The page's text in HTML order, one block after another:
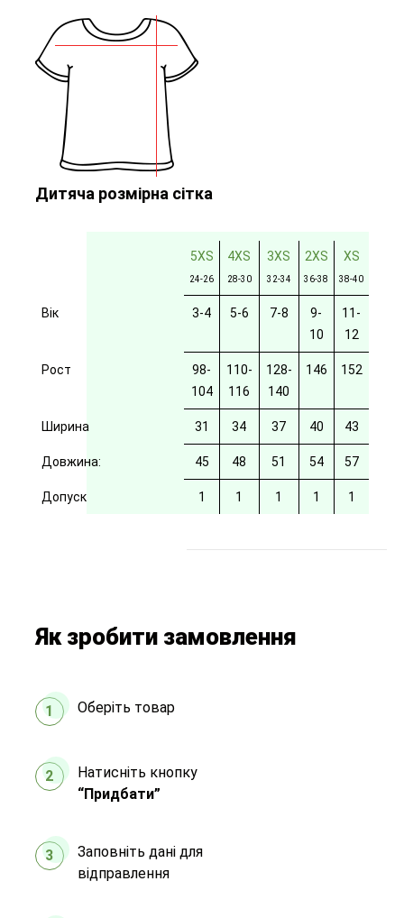
Дитяча розмірна сітка
5XS
24-26
4XS
28-30
3XS
32-34
2XS
36-38
XS
38-40
Вік 3-4 5-6 7-8
9-
10
11-
12
Рост
98-
104
110-
116
128-
140
146 152
Ширина 31 34 37 40 43
Довжина: 45 48 51 54 57
Допуск 1 1 1 1 1
Як зробити замовлення
1 Оберіть товар
2
Натисніть кнопку
“Придбати”
3
Заповніть дані для
відправлення